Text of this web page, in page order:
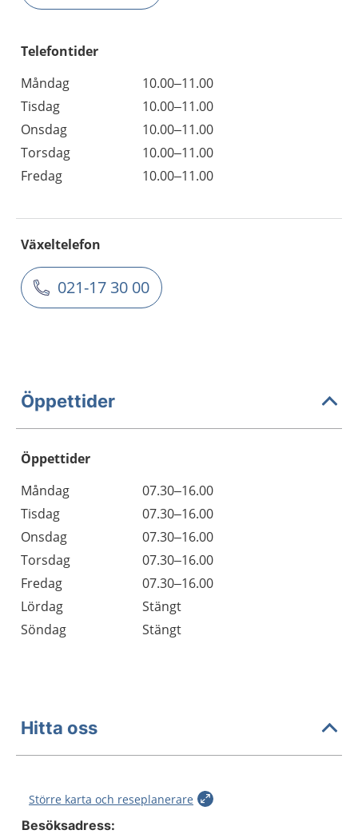
Telefontider
Måndag
10.00–11.00
Tisdag
10.00–11.00
Onsdag
10.00–11.00
Torsdag
10.00–11.00
Fredag
10.00–11.00
Växeltelefon
021-17 30 00
Öppettider
Öppettider
Dag
Öppettider
Kommentarer
Måndag
07.30–16.00
Tisdag
07.30–16.00
Onsdag
07.30–16.00
Torsdag
07.30–16.00
Fredag
07.30–16.00
Lördag
Stängt
Söndag
Stängt
Hitta oss
Större karta och reseplanerare
Besöksadress: